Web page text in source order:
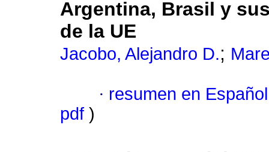
Argentina, Brasil y
de la UE
Jacobo, Alejandro D.;
· resumen en Español
pdf )